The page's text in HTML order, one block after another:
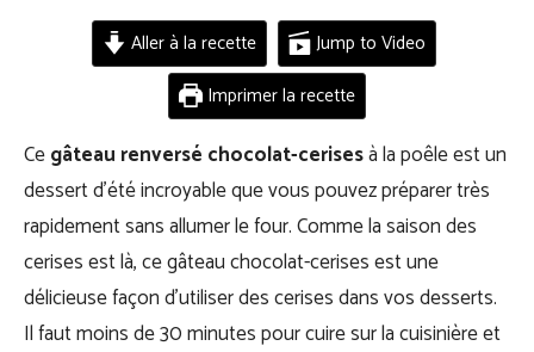
Aller à la recette
Jump to Video
Imprimer la recette
Cegâteau renversé chocolat-cerisesà la poêle est un
dessert d’été incroyable que vous pouvez préparer très
rapidement sans allumer le four. Comme la saison des
cerises est là, ce gâteau chocolat-cerises est une
délicieuse façon d’utiliser des cerises dans vos desserts.
Il faut moins de 30 minutes pour cuire sur la cuisinière et